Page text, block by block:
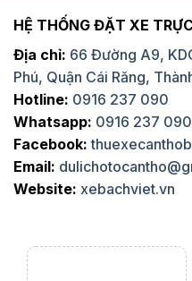
HỆ THỐNG ĐẶT XE
Địa chỉ: 66 Đường A9,
Phú, Quận Cái Răng,
Hotline: 0916 237 090
Whatsapp: 0916 237 090
Facebook:
Email:
Website: xebachviet.vn